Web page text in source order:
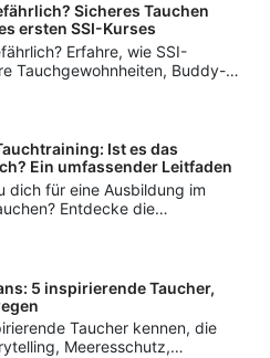
Sicheres Tauchen
ersten SSI-Kurses
Erfahre, wie SSI-
Tauchgewohnheiten, Buddy-
neuen Tauchern helfen,
Ist es das
Ein umfassender Leitfaden
dich für eine Ausbildung im
Entdecke die
die du brauchst – und
Einstieg erleichtert.
5 inspirierende Taucher,
Taucher kennen, die
Meeresschutz,